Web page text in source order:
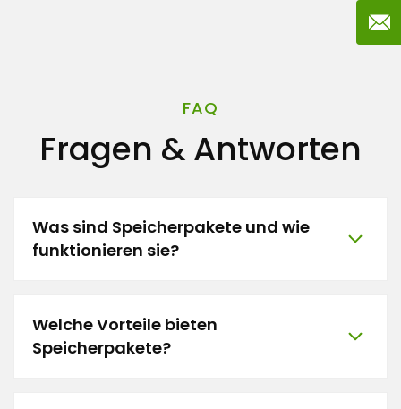
FAQ
Fragen & Antworten
Was sind Speicherpakete und wie
funktionieren sie?
Welche Vorteile bieten
Speicherpakete?